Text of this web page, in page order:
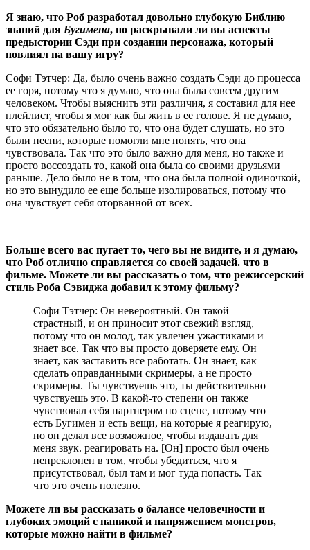
Я знаю, что Роб разработал довольно глубокую Библию
знаний для Бугимена, но раскрывали ли вы аспекты
предыстории Сэди при создании персонажа, который
повлиял на вашу игру?
Софи Тэтчер: Да, было очень важно создать Сэди до процесса
ее горя, потому что я думаю, что она была совсем другим
человеком. Чтобы выяснить эти различия, я составил для нее
плейлист, чтобы я мог как бы жить в ее голове. Я не думаю,
что это обязательно было то, что она будет слушать, но это
были песни, которые помогли мне понять, что она
чувствовала. Так что это было важно для меня, но также и
просто воссоздать то, какой она была со своими друзьями
раньше. Дело было не в том, что она была полной одиночкой,
но это вынудило ее еще больше изолироваться, потому что
она чувствует себя оторванной от всех.
Больше всего вас пугает то, чего вы не видите, и я думаю,
что Роб отлично справляется со своей задачей. что в
фильме. Можете ли вы рассказать о том, что режиссерский
стиль Роба Сэвиджа добавил к этому фильму?
Софи Тэтчер: Он невероятный. Он такой
страстный, и он приносит этот свежий взгляд,
потому что он молод, так увлечен ужастиками и
знает все. Так что вы просто доверяете ему. Он
знает, как заставить все работать. Он знает, как
сделать оправданными скримеры, а не просто
скримеры. Ты чувствуешь это, ты действительно
чувствуешь это. В какой-то степени он также
чувствовал себя партнером по сцене, потому что
есть Бугимен и есть вещи, на которые я реагирую,
но он делал все возможное, чтобы издавать для
меня звук. реагировать на. [Он] просто был очень
непреклонен в том, чтобы убедиться, что я
присутствовал, был там и мог туда попасть. Так
что это очень полезно.
Можете ли вы рассказать о балансе человечности и
глубоких эмоций с паникой и напряжением монстров,
которые можно найти в фильме?